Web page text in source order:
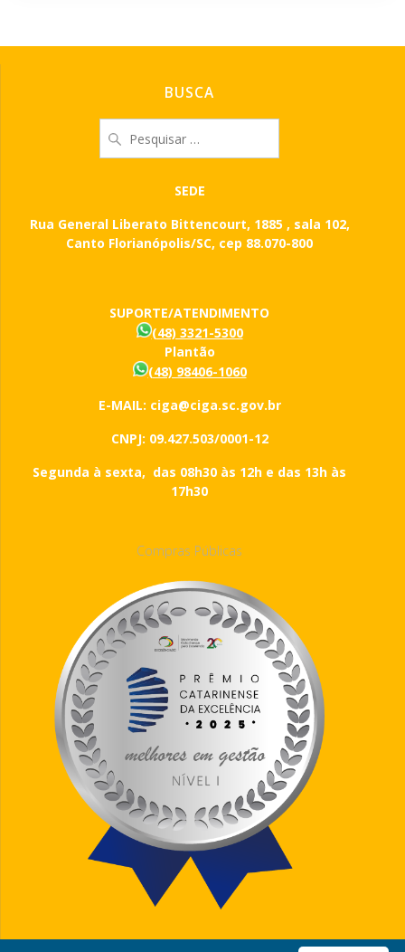
BUSCA
por:
SEDE
Rua General Liberato Bittencourt, 1885 , sala 102,
Canto Florianópolis/SC, cep 88.070-800
SUPORTE/ATENDIMENTO
(48) 3321-5300
Plantão
(48) 98406-1060
E-MAIL: ciga@ciga.sc.gov.br
CNPJ: 09.427.503/0001-12
Segunda à sexta, das 08h30 às 12h e das 13h às
17h30
Compras Públicas